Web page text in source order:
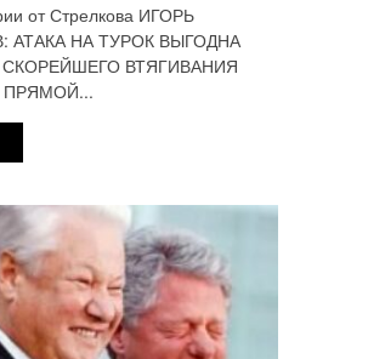
от Стрелкова ИГОРЬ
АТАКА НА ТУРОК ВЫГОДНА
ВТЯГИВАНИЯ
ПРЯМОЙ...